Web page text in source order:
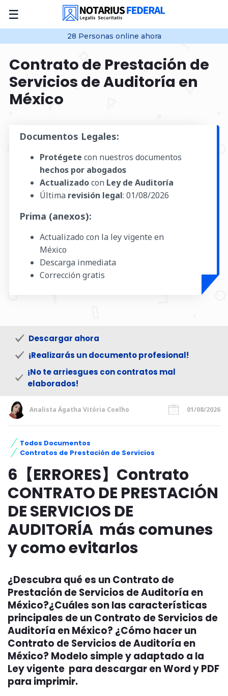
☰
28 Personas online ahora
Contrato de Prestación de
Servicios de Auditoría en
México
Documentos Legales:
Protégete con nuestros documentos
hechos por abogados
Actualizadocon Ley de Auditoría
Última revisión legal: 01/08/2026
Prima (anexos):
Actualizado con la ley vigente en
México
Descarga inmediata
Corrección gratis
Descargar ahora
¡Realizarás un documento profesional!
¡No te arriesgues con contratos mal
elaborados!
Analista Ágatha Vitória Coelho 01/08/2026
Todos Documentos
Contratos de Prestación de Servicios
6【ERRORES】Contrato
CONTRATO DE PRESTACIÓN
DE SERVICIOS DE
AUDITORÍA más comunes
y como evitarlos
¿Descubra qué es un Contrato de
Prestación de Servicios de Auditoría en
México?¿Cuáles son las características
principales de un Contrato de Servicios de
Auditoría en México? ¿Cómo hacer un
Contrato de Servicios de Auditoría en
México? Modelo simple y adaptado a la
Ley vigente para descargar en Word y PDF
para imprimir.